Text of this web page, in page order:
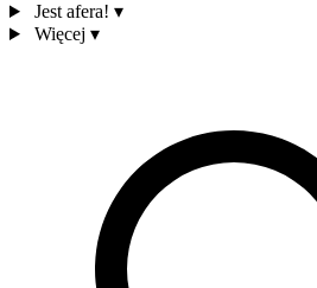
Jest afera! ▾
Więcej ▾